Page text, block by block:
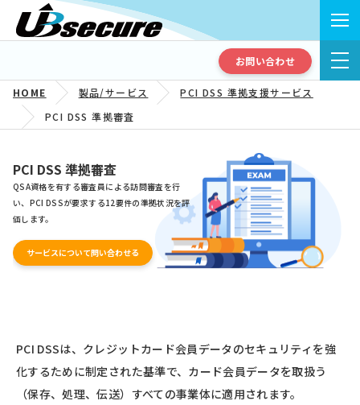
お問い合わせ
HOME 製品/サービス
PCI DSS 準拠支援サービス
PCI DSS 準拠審査
PCI DSS 準拠審査
QSA資格を有する審査員による訪問審査を行
い、PCI DSSが要求する12要件の準拠状況を評
価します。
サービスについて問い合わせる
PCI DSSは、クレジットカード会員データのセキュリティを強
化するために制定された基準で、カード会員データを取扱う
（保存、処理、伝送）すべての事業体に適用されます。